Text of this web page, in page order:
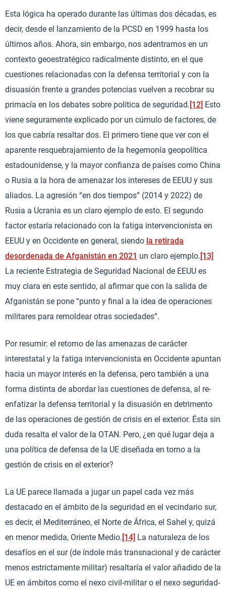
Esta lógica ha operado durante las últimas dos décadas, es
decir, desde el lanzamiento de la PCSD en 1999 hasta los
últimos años. Ahora, sin embargo, nos adentramos en un
contexto geoestratégico radicalmente distinto, en el que
cuestiones relacionadas con la defensa territorial y con la
disuasión frente a grandes potencias vuelven a recobrar su
primacía en los debates sobre política de seguridad. [12] Esto
viene seguramente explicado por un cúmulo de factores, de
los que cabría resaltar dos. El primero tiene que ver con el
aparente resquebrajamiento de la hegemonía geopolítica
estadounidense, y la mayor confianza de países como China
o Rusia a la hora de amenazar los intereses de EEUU y sus
aliados. La agresión “en dos tiempos” (2014 y 2022) de
Rusia a Ucrania es un claro ejemplo de esto. El segundo
factor estaría relacionado con la fatiga intervencionista en
EEUU y en Occidente en general, siendo la retirada
desordenada de Afganistán en 2021 un claro ejemplo. [13]
La reciente Estrategia de Seguridad Nacional de EEUU es
muy clara en este sentido, al afirmar que con la salida de
Afganistán se pone “punto y final a la idea de operaciones
militares para remoldear otras sociedades”.
Por resumir: el retorno de las amenazas de carácter
interestatal y la fatiga intervencionista en Occidente apuntan
hacia un mayor interés en la defensa, pero también a una
forma distinta de abordar las cuestiones de defensa, al re-
enfatizar la defensa territorial y la disuasión en detrimento
de las operaciones de gestión de crisis en el exterior. Ésta sin
duda resalta el valor de la OTAN. Pero, ¿en qué lugar deja a
una política de defensa de la UE diseñada en torno a la
gestión de crisis en el exterior?
La UE parece llamada a jugar un papel cada vez más
destacado en el ámbito de la seguridad en el vecindario sur,
es decir, el Mediterráneo, el Norte de África, el Sahel y, quizá
en menor medida, Oriente Medio. [14] La naturaleza de los
desafíos en el sur (de índole más transnacional y de carácter
menos estrictamente militar) resaltaría el valor añadido de la
UE en ámbitos como el nexo civil-militar o el nexo seguridad-